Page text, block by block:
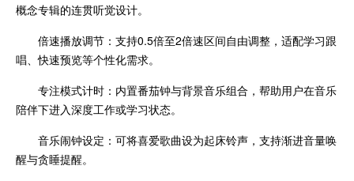
概念专辑的连贯听觉设计。
倍速播放调节：支持0.5倍至2倍速区间自由调整，适配学习跟
唱、快速预览等个性化需求。
专注模式计时：内置番茄钟与背景音乐组合，帮助用户在音乐
陪伴下进入深度工作或学习状态。
音乐闹钟设定：可将喜爱歌曲设为起床铃声，支持渐进音量唤
醒与贪睡提醒。